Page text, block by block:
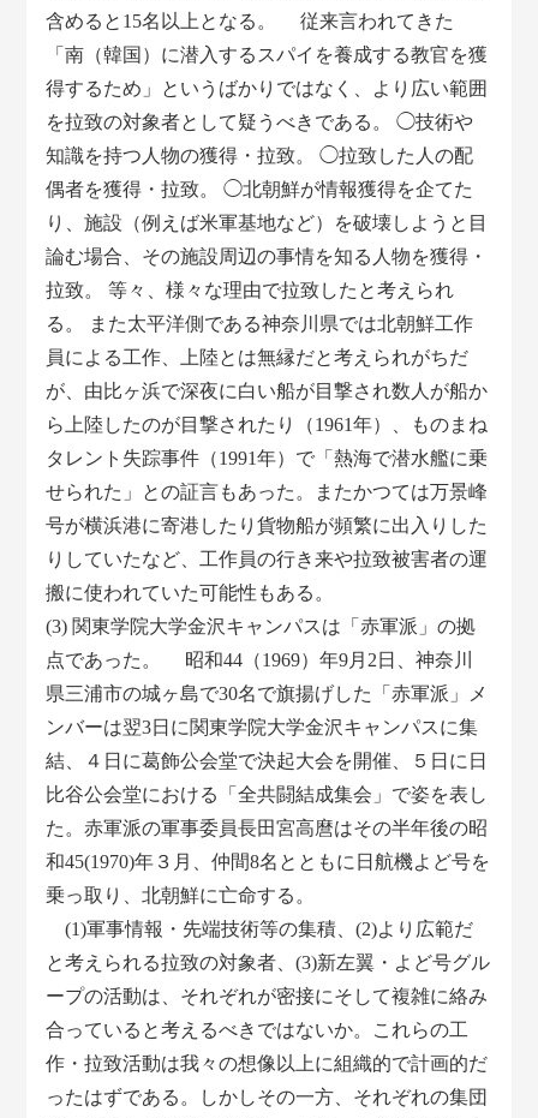
含めると15名以上となる。 従来言われてきた
「南（韓国）に潜入するスパイを養成する教官を獲
得するため」というばかりではなく、より広い範囲
を拉致の対象者として疑うべきである。 ◯技術や
知識を持つ人物の獲得・拉致。 ◯拉致した人の配
偶者を獲得・拉致。 ◯北朝鮮が情報獲得を企てた
り、施設（例えば米軍基地など）を破壊しようと目
論む場合、その施設周辺の事情を知る人物を獲得・
拉致。 等々、様々な理由で拉致したと考えられ
る。 また太平洋側である神奈川県では北朝鮮工作
員による工作、上陸とは無縁だと考えられがちだ
が、由比ヶ浜で深夜に白い船が目撃され数人が船か
ら上陸したのが目撃されたり（1961年）、ものまね
タレント失踪事件（1991年）で「熱海で潜水艦に乗
せられた」との証言もあった。またかつては万景峰
号が横浜港に寄港したり貨物船が頻繁に出入りした
りしていたなど、工作員の行き来や拉致被害者の運
搬に使われていた可能性もある。
(3) 関東学院大学金沢キャンパスは「赤軍派」の拠
点であった。 昭和44（1969）年9月2日、神奈川
県三浦市の城ヶ島で30名で旗揚げした「赤軍派」メ
ンバーは翌3日に関東学院大学金沢キャンパスに集
結、４日に葛飾公会堂で決起大会を開催、５日に日
比谷公会堂における「全共闘結成集会」で姿を表し
た。赤軍派の軍事委員長田宮高麿はその半年後の昭
和45(1970)年３月、仲間8名とともに日航機よど号を
乗っ取り、北朝鮮に亡命する。
(1)軍事情報・先端技術等の集積、(2)より広範だ
と考えられる拉致の対象者、(3)新左翼・よど号グル
ープの活動は、それぞれが密接にそして複雑に絡み
合っていると考えるべきではないか。これらの工
作・拉致活動は我々の想像以上に組織的で計画的だ
ったはずである。しかしその一方、それぞれの集団